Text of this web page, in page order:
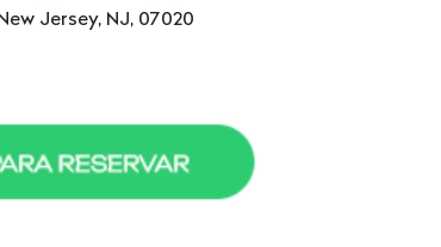
Jersey, NJ, 07020